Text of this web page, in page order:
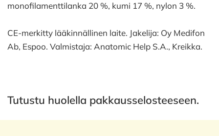
monofilamenttilanka 20 %, kumi 17 %, nylon 3 %.
CE-merkitty lääkinnällinen laite. Jakelija: Oy Medifon
Ab, Espoo. Valmistaja: Anatomic Help S.A., Kreikka.
Tutustu huolella pakkausselosteeseen.